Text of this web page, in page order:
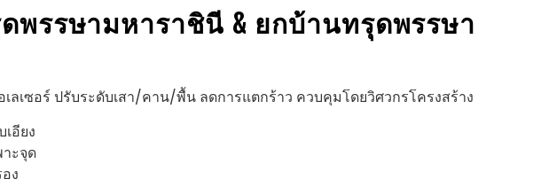
พรรษามหาราชินี & ยกบ้านทรุดพรรษา
เลเซอร์ ปรับระดับเสา/คาน/พื้น ลดการแตกร้าว ควบคุมโดยวิศวกรโครงสร้าง
อียง
ะจุด
ง